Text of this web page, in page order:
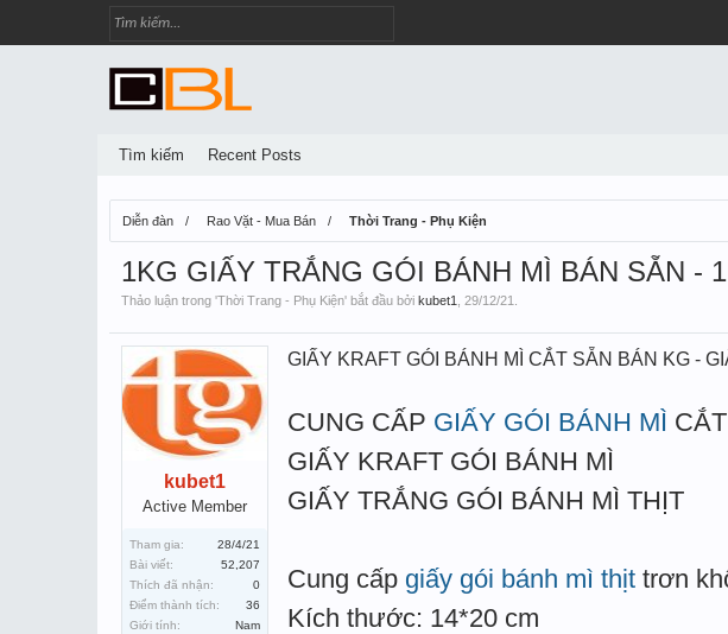
Diễn đàn Rao Vặt - Mua Bán Thời Trang - Phụ Kiện
1KG GIẤY TRẮNG GÓI BÁNH MÌ BÁN SẴN -
Thảo luận trong 'Thời Trang - Phụ Kiện' bắt đầu bởi kubet1 29/12/21
kubet1
Active Member
Tham gia:
28/4/21
Bài viết:
52,207
Thích đã nhận:
0
Điểm thành tích:
36
Giới tính:
Nam
GIẤY KRAFT GÓI BÁNH MÌ CẮT SẴN BÁN KG -
CUNG CẤP GIẤY GÓI BÁNH MÌ
GIẤY KRAFT GÓI BÁNH MÌ
GIẤY TRẮNG GÓI BÁNH MÌ THỊT
Cung cấp giấy gói bánh mì thịt trơn
Kích thước: 14*20 cm
Tìm kiếm Recent Posts